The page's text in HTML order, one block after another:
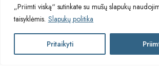
„Priimti viską“ sutinkate su mūsų slapukų
taisyklėmis. Slapukų politika
Pritaikyti
SPRINGS
2024 © Visos teisės saugomos. Be TauBaldai.lt
Asmens duomenų tvarkymas